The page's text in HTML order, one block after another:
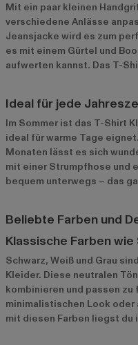
Mit ein paar kleinen
verschiedene Anlässe
Jeansjacke wird es zum
es mit einem Gürtel und
aufwerten kannst. Das T-
Ideal für jede
Im Sommer ist das T-Shirt
ideal für warme Tage
Monaten lässt es sich
mit einer Strumpfhose und
bequem unterwegs – das
Beliebte Farben und
Klassische Farben
Schwarz, Weiß und Grau
Kleider. Diese neutralen
kombinieren und passen
minimalistischen Look
mit diesen Farben liegst du